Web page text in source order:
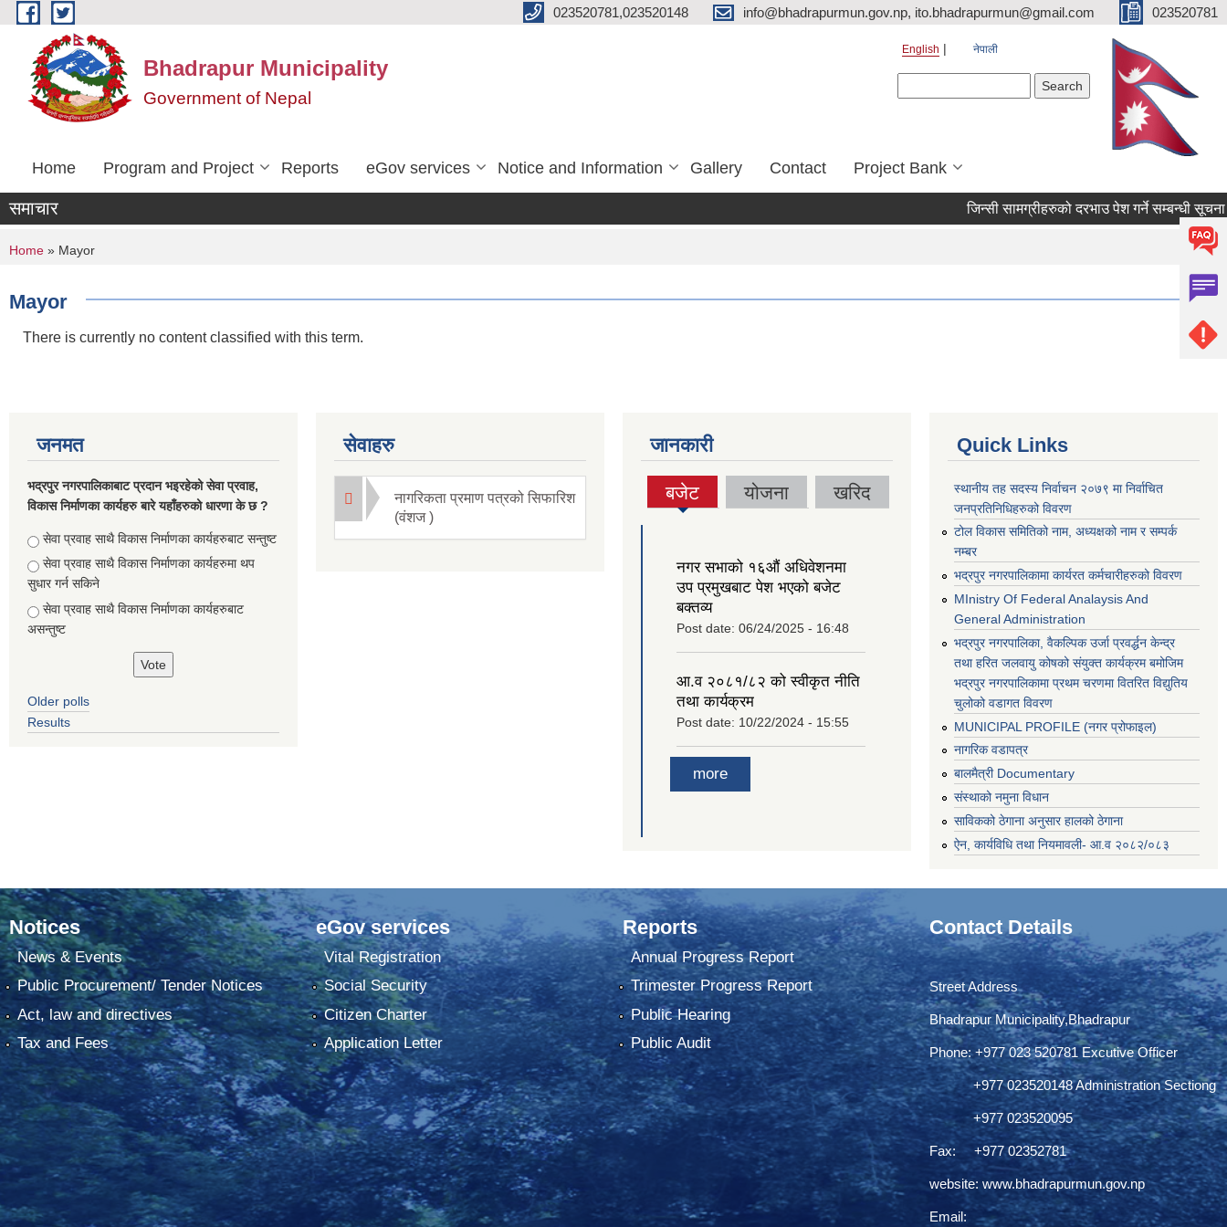
Skip to main content 023520781,023520148 info@bhadrapurmun.gov.np, ito.bhadrapurmun@gmail.com 023520781
Bhadrapur Municipality
Government of Nepal
English नेपाली
Home Program and Project Reports eGov services Notice and Information Gallery Contact Project Bank
समाचार जिन्सी सामग्रीहरुको दरभाउ पेश गर्ने सम्बन्धी सूचना
You are here
Home » Mayor
Mayor
There is currently no content classified with this term.
जनमत
भद्रपुर नगरपालिकाबाट प्रदान भइरहेको सेवा प्रवाह,
विकास निर्माणका कार्यहरु बारे यहाँहरुको धारणा के छ ?
Choices
सेवा प्रवाह साथै विकास निर्माणका कार्यहरुबाट सन्तुष्ट
सेवा प्रवाह साथै विकास निर्माणका कार्यहरुमा थप
सुधार गर्न सकिने
सेवा प्रवाह साथै विकास निर्माणका कार्यहरुबाट
असन्तुष्ट
Older polls
Results
सेवाहरु
नागरिकता प्रमाण पत्रको सिफारिश
(वंशज )
जानकारी
बजेट
(active
योजना खरिद
नगर सभाको १६‍औं अधिवेशनमा
उप प्रमुखबाट पेश भएको बजेट
बक्तव्य
Post date: 06/24/2025 - 16:48
आ.व २०८१/८२ को स्वीकृत नीति
तथा कार्यक्रम
Post date: 10/22/2024 - 15:55
more
Quick Links
स्थानीय तह सदस्य निर्वाचन २०७९ मा निर्वाचित
जनप्रतिनिधिहरुको विवरण
टोल विकास समितिको नाम, अध्यक्षको नाम र सम्पर्क
नम्बर
भद्रपुर नगरपालिकामा कार्यरत कर्मचारीहरुको विवरण
MInistry Of Federal Analaysis And
General Administration
भद्रपुर नगरपालिका, वैकल्पिक उर्जा प्रवर्द्धन केन्द्र
तथा हरित जलवायु कोषको संयुक्त कार्यक्रम बमोजिम
भद्रपुर नगरपालिकामा प्रथम चरणमा वितरित विद्युतिय
चुलोको वडागत विवरण
MUNICIPAL PROFILE (नगर प्रोफाइल)
नागरिक वडापत्र
बालमैत्री Documentary
संस्थाको नमुना विधान
साविकको ठेगाना अनुसार हालको ठेगाना
ऐन, कार्यविधि तथा नियमावली- आ.व २०८२/०८३
Notices
News & Events
Public Procurement/ Tender Notices
Act, law and directives
Tax and Fees
eGov services
Vital Registration
Social Security
Citizen Charter
Application Letter
Reports
Annual Progress Report
Trimester Progress Report
Public Hearing
Public Audit
Contact Details
Street Address
Bhadrapur Municipality,Bhadrapur
Phone: ‌+977 023 520781 Excutive Officer
+977 023520148 Administration Sectiong
+977 023520095
Fax: +977 02352781
website: www.bhadrapurmun.gov.np
Email: